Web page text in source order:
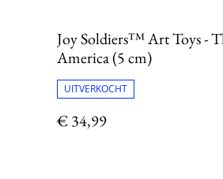
Joy Soldiers™ Art Toys -
America (5 cm)
UITVERKOCHT
€ 34,99